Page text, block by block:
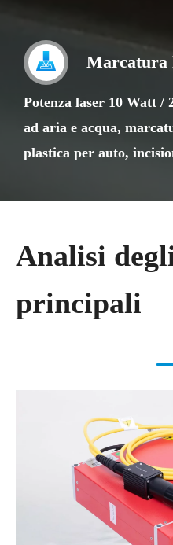
Marcatura
Potenza laser 10 Watt /
ad aria e acqua,
plastica per auto,
Analisi
principali​​​​​​​